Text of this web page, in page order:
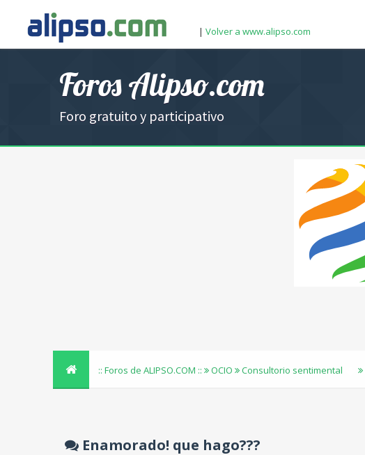
| Volver a www.alipso.com
Foros Alipso.com
Foro gratuito y participativo
:: Foros de ALIPSO.COM :: OCIO Consultorio sentimental
Enamorado! que hago???